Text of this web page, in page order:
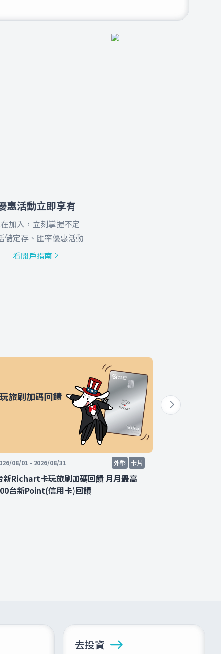
惠活動立即享有
加入，立刻掌握不定
儲定存、匯率優惠活動
看開戶指南
玩旅刷加碼回饋
08/01 - 2026/08/31 外幣 卡片
新Richart卡玩旅刷加碼回饋 月月最高
台新Point(信用卡)回饋
去投資